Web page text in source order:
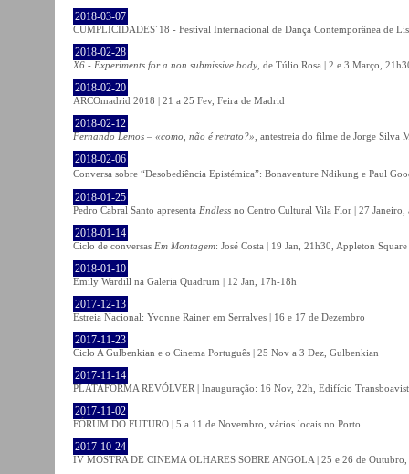
2018-03-07
CUMPLICIDADES´18 - Festival Internacional de Dança Contemporânea de
2018-02-28
X6 - Experiments for a non submissive body , de Túlio Rosa | 2 e 3 Março,
2018-02-20
ARCOmadrid 2018 | 21 a 25 Fev, Feira de Madrid
2018-02-12
Fernando Lemos – «como, não é retrato?» , antestreia do filme de Jorge Silva
2018-02-06
Conversa sobre “Desobediência Epistémica”: Bonaventure Ndikung e Paul
2018-01-25
Pedro Cabral Santo apresenta Endless no Centro Cultural Vila Flor | 27 Janeiro,
2018-01-14
Ciclo de conversas Em Montagem: José Costa | 19 Jan, 21h30, Appleton Square
2018-01-10
Emily Wardill na Galeria Quadrum | 12 Jan, 17h-18h
2017-12-13
Estreia Nacional: Yvonne Rainer em Serralves | 16 e 17 de Dezembro
2017-11-23
Ciclo A Gulbenkian e o Cinema Português | 25 Nov a 3 Dez, Gulbenkian
2017-11-14
PLATAFORMA REVÓLVER | Inauguração: 16 Nov, 22h, Edifício
2017-11-02
FÓRUM DO FUTURO | 5 a 11 de Novembro, vários locais no Porto
2017-10-24
IV MOSTRA DE CINEMA OLHARES SOBRE ANGOLA | 25 e 26 de